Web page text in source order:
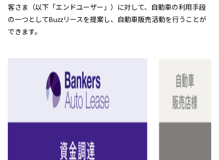
客さま（以下「エンドユーザー」）に対して、自動車の利用手段
の一つとしてBuzzリースを提案し、自動車販売活動を行うことが
できます。